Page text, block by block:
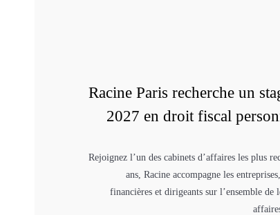
Racine Paris recherche un
2027 en droit fiscal
Rejoignez l’un des cabinets d’affaires les plus
ans, Racine accompagne les
financières et dirigeants sur l’ensemble de